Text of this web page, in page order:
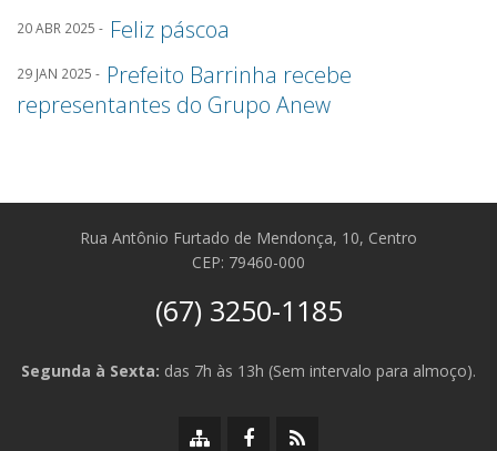
20 ABR 2025 - Feliz páscoa
29 JAN 2025 - Prefeito Barrinha recebe
representantes do Grupo Anew
Rua Antônio Furtado de Mendonça, 10, Centro
CEP: 79460-000
(67) 3250-1185
Segunda à Sexta: das 7h às 13h (Sem intervalo para almoço).
MapaFacebook
RSS